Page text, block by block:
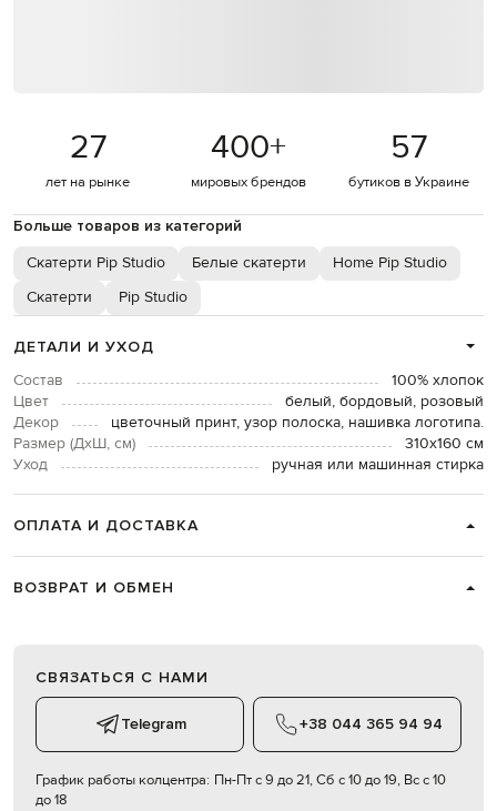
27
лет на рынке
400+
мировых брендов
57
бутиков в Украине
Больше товаров из категорий
Скатерти Pip Studio Белые скатерти
Home Pip Studio
Скатерти
Pip Studio
ДЕТАЛИ И УХОД
Состав
100% хлопок
Цвет
белый, бордовый, розовый
Декор
цветочный принт, узор полоска, нашивка логотипа.
Размер (ДхШ, см)
310х160 см
Уход
ручная или машинная стирка
ОПЛАТА И ДОСТАВКА
ВОЗВРАТ И ОБМЕН
СВЯЗАТЬСЯ С НАМИ
Telegram +38 044 365 94 94
График работы колцентра: Пн-Пт с 9 до 21, Сб с 10 до 19, Вс с 10
до 18